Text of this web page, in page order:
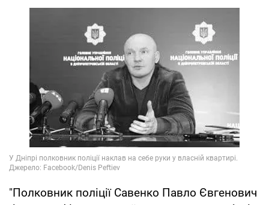
"Полковник поліції Савенко Павло Євгенович